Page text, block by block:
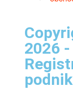
2026
podnik